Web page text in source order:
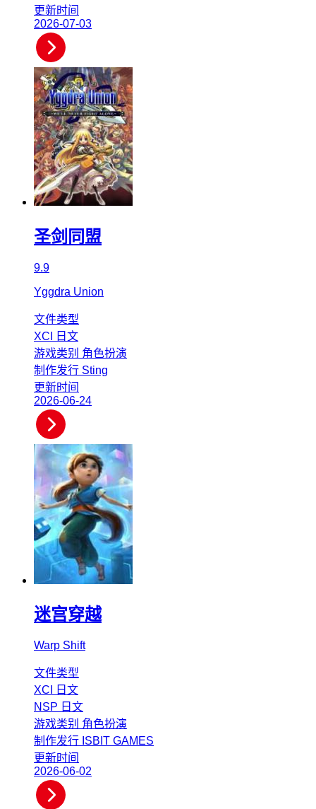
更新时间
2026-07-03
圣剑同盟
9.9
Yggdra Union
文件类型
XCI
日文
游戏类别 角色扮演
制作发行 Sting
更新时间
2026-06-24
迷宫穿越
Warp Shift
文件类型
XCI
日文
NSP 日文
游戏类别 角色扮演
制作发行 ISBIT GAMES
更新时间
2026-06-02